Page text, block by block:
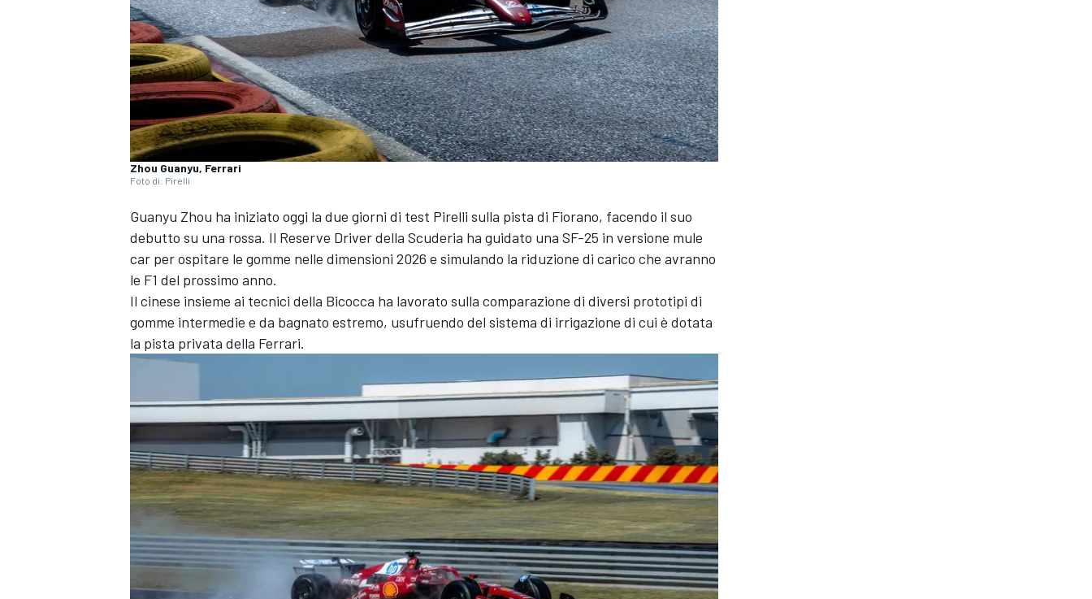
MONOPOSTO
Zhou Guanyu, Ferrari
Foto di: Pirelli
Guanyu Zhou ha iniziato oggi la due giorni di test Pirelli sulla pista di Fiorano, facendo il suo
debutto su una rossa. Il Reserve Driver della Scuderia ha guidato una SF-25 in versione mule
car per ospitare le gomme nelle dimensioni 2026 e simulando la riduzione di carico che avranno
le F1 del prossimo anno.
Il cinese insieme ai tecnici della Bicocca ha lavorato sulla comparazione di diversi prototipi di
gomme intermedie e da bagnato estremo, usufruendo del sistema di irrigazione di cui è dotata
la pista privata della Ferrari.